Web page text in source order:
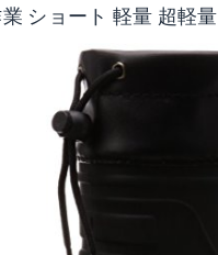
ショート 軽量 超軽量